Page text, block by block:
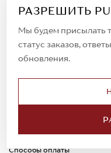
РАЗРЕШИТЬ
Мы будем присылать
статус заказов,
обновления.
Всегда будьте в
спецпредложений!
© 2023. AIT Shoes
Все права защищены
Доставка
Способы оплаты